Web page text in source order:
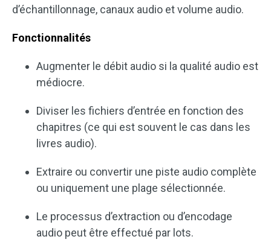
d’échantillonnage, canaux audio et volume audio.
Fonctionnalités
Augmenter le débit audio si la qualité audio est
médiocre.
Diviser les fichiers d’entrée en fonction des
chapitres (ce qui est souvent le cas dans les
livres audio).
Extraire ou convertir une piste audio complète
ou uniquement une plage sélectionnée.
Le processus d’extraction ou d’encodage
audio peut être effectué par lots.